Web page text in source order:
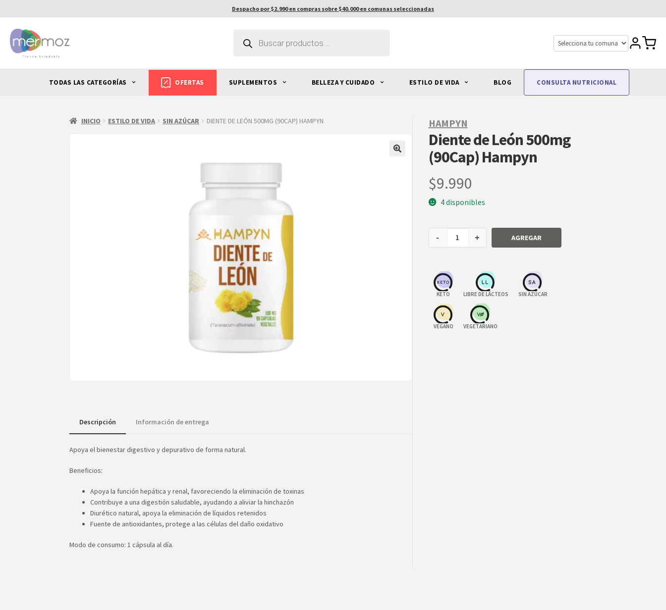
Despacho por $2.990 en compras sobre $40.000 en comunas seleccionadas
productos
TODAS LAS CATEGORÍAS OFERTAS SUPLEMENTOS BELLEZA Y CUIDADO ESTILO DE VIDA BLOG CONSULTA NUTRICIONAL
INICIO ESTILO DE VIDA SIN AZÚCAR DIENTE DE LEÓN 500MG (90CAP) HAMPYN
Descripción Información de entrega
Apoya el bienestar digestivo y depurativo de forma natural.
Beneficios:
Apoya la función hepática y renal, favoreciendo la eliminación de toxinas
Contribuye a una digestión saludable, ayudando a aliviar la hinchazón
Diurético natural, apoya la eliminación de líquidos retenidos
Fuente de antioxidantes, protege a las células del daño oxidativo
Modo de consumo: 1 cápsula al día.
HAMPYN
Diente de León 500mg
(90Cap) Hampyn
$9.990
4 disponibles
- + AGREGAR
KETO LIBRE DE LÁCTEOS SIN AZÚCAR
VEGANO VEGETARIANO